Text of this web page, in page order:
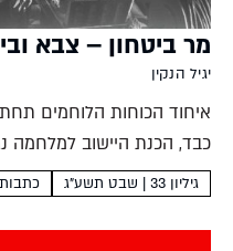
מר ביטחון – צבא
יגיל הנקין
איחוד הכוחות הלוחמים
כבד, הכנת היישוב למלחמה
הביטחון של מדינת ישראל-
גיליון 33 | שבט תשע"ג כתבות